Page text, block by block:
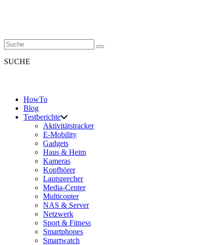
SUCHE
HowTo
Blog
Testberichte
Aktivitätstracker
E-Mobility
Gadgets
Haus & Heim
Kameras
Kopfhörer
Lautsprecher
Media-Center
Multicopter
NAS & Server
Netzwerk
Sport & Fitness
Smartphones
Smartwatch